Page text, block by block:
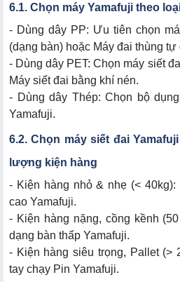
6.1. Chọn máy Yamafuji theo
- Dùng dây PP: Ưu tiên chọn
(dạng bàn) hoặc Máy đai thùng tự
- Dùng dây PET: Chọn máy siết
Máy siết đai bằng khí nén.
- Dùng dây Thép: Chọn bộ
Yamafuji.
6.2. Chọn máy siết đai
lượng kiện hàng
- Kiện hàng nhỏ & nhẹ (<
cao Yamafuji.
- Kiện hàng nặng, cồng kềnh
dạng bàn thấp Yamafuji.
- Kiện hàng siêu trọng, Pallet (>
tay chạy Pin Yamafuji.